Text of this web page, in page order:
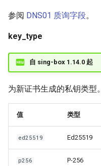
参阅 DNS01 质询字段。
key_type
自 sing-box 1.14.0 起
为新证书生成的私钥类型。
值 类型
ed25519 Ed25519
p256 P-256